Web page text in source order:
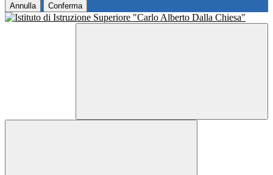
Annulla Conferma